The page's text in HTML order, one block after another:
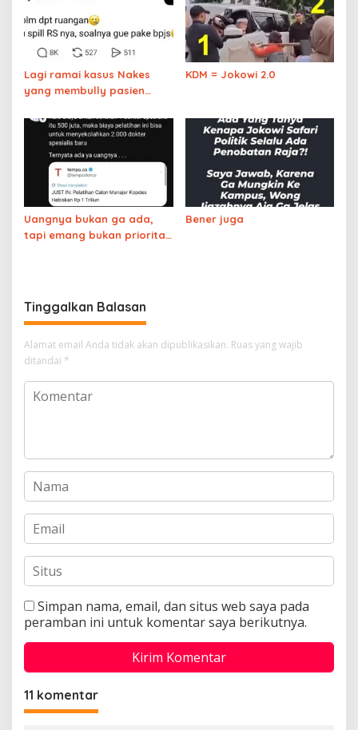
Lagi ramai kasus Nakes
yang membully pasien
ternyata pasien itu
akhirnya meninggal
KDM = Jokowi 2.0
Uangnya bukan ga ada,
tapi emang bukan prioritas
Bener juga
Tinggalkan Balasan
Alamat email Anda tidak akan dipublikasikan. Ruas yang wajib
ditandai *
Simpan nama, email, dan situs web saya pada
peramban ini untuk komentar saya berikutnya.
11 komentar